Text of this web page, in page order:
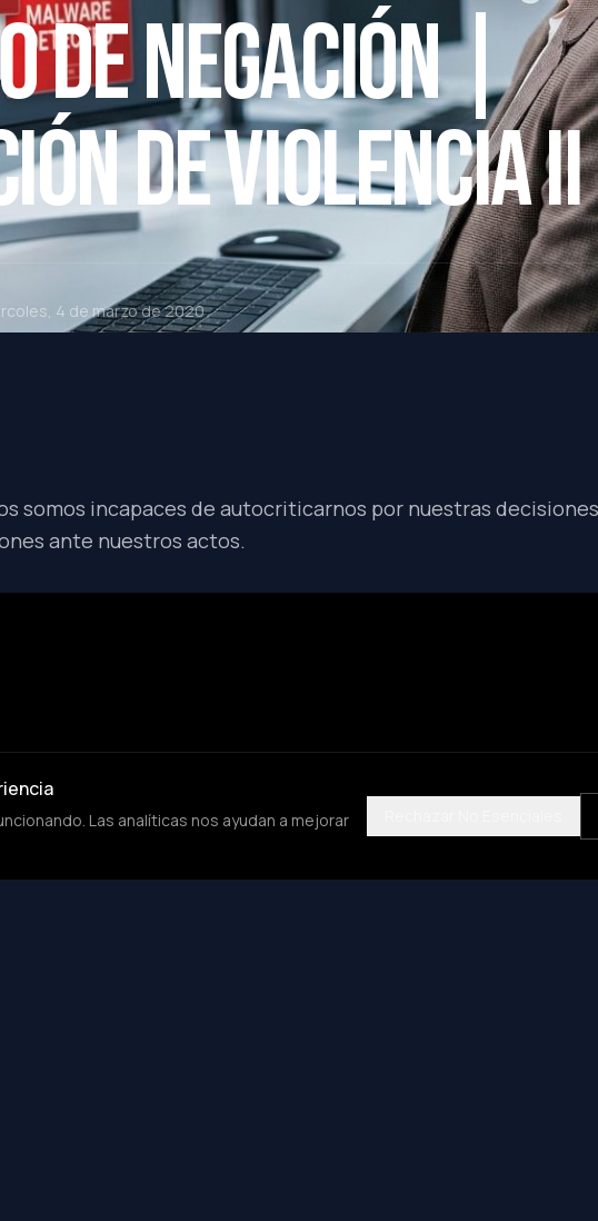
DE NEGACIÓN |
DE VIOLENCIA II
4 de marzo de 2020
somos incapaces de autocriticarnos por nuestras
ante nuestros actos.
Las analíticas nos ayudan a mejorar